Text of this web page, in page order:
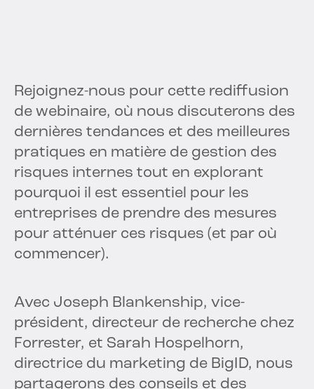
Rejoignez-nous pour cette rediffusion
de webinaire, où nous discuterons des
dernières tendances et des meilleures
pratiques en matière de gestion des
risques internes tout en explorant
pourquoi il est essentiel pour les
entreprises de prendre des mesures
pour atténuer ces risques (et par où
commencer).
Avec Joseph Blankenship, vice-
président, directeur de recherche chez
Forrester, et Sarah Hospelhorn,
directrice du marketing de BigID, nous
partagerons des conseils et des